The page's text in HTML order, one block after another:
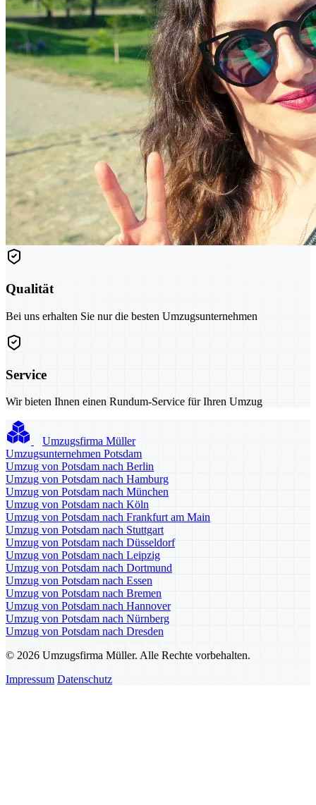
Qualität
Bei uns erhalten Sie nur die besten Umzugsunternehmen
Service
Wir bieten Ihnen einen Rundum-Service für Ihren Umzug
Umzugsfirma Müller
Umzugsunternehmen Potsdam
Umzug von Potsdam nach Berlin
Umzug von Potsdam nach Hamburg
Umzug von Potsdam nach München
Umzug von Potsdam nach Köln
Umzug von Potsdam nach Frankfurt am Main
Umzug von Potsdam nach Stuttgart
Umzug von Potsdam nach Düsseldorf
Umzug von Potsdam nach Leipzig
Umzug von Potsdam nach Dortmund
Umzug von Potsdam nach Essen
Umzug von Potsdam nach Bremen
Umzug von Potsdam nach Hannover
Umzug von Potsdam nach Nürnberg
Umzug von Potsdam nach Dresden
© 2026 Umzugsfirma Müller. Alle Rechte vorbehalten.
Impressum Datenschutz